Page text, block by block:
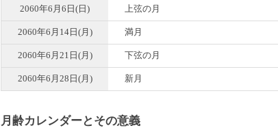
2060年6月6日(日) 上弦の月
2060年6月14日(月) 満月
2060年6月21日(月) 下弦の月
2060年6月28日(月) 新月
月齢カレンダーとその意義